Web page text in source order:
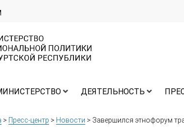
ДЕЯТЕЛЬНОСТЬ
> Пресс-центр > Новости > Завершился этнофорум